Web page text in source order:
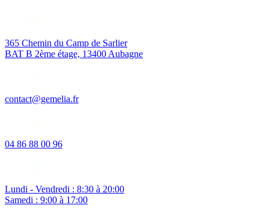
365 Chemin du Camp de Sarlier
BAT B 2ème étage, 13400 Aubagne
contact@gemelia.fr
04 86 88 00 96
Lundi - Vendredi : 8:30 à 20:00
Samedi : 9:00 à 17:00